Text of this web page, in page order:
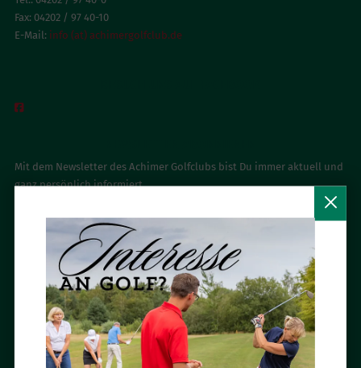
Fax: 04202 / 97 40-10
E-Mail: info (at) achimergolfclub.de

Mit dem Newsletter des Achimer Golfclubs bist Du immer aktuell und
ganz persönlich informiert.
Jetzt abonnieren »
BESUCH UNS AUF INSTAGRAM
AUSGEZEICHNET